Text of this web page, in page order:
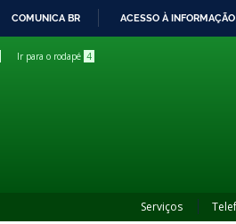
COMUNICA BR ACESSO À INFORMAÇÃO
Ir para o rodapé 4
Serviços